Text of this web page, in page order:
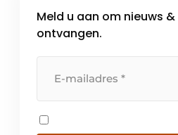
Meld u aan om nieuws
ontvangen.